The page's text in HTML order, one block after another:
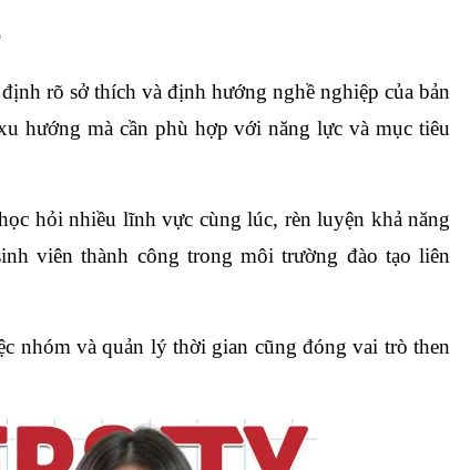
rõ sở thích và định hướng nghề nghiệp của bản
hướng mà cần phù hợp với năng lực và mục tiêu
hỏi nhiều lĩnh vực cùng lúc, rèn luyện khả năng
viên thành công trong môi trường đào tạo liên
nhóm và quản lý thời gian cũng đóng vai trò then